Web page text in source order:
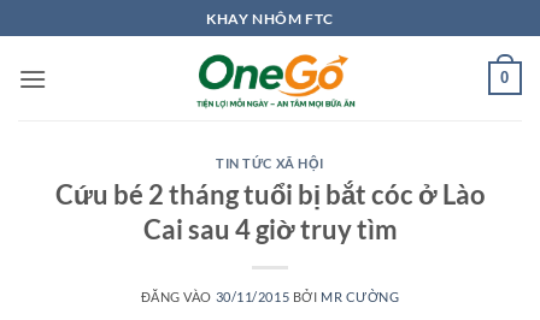
qua
nội
KHAY NHÔM FTC
0
TIN TỨC XÃ HỘI
Cứu bé 2 tháng tuổi bị bắt cóc ở Lào
Cai sau 4 giờ truy tìm
ĐĂNG VÀO 30/11/2015 BỞI MR CƯỜNG